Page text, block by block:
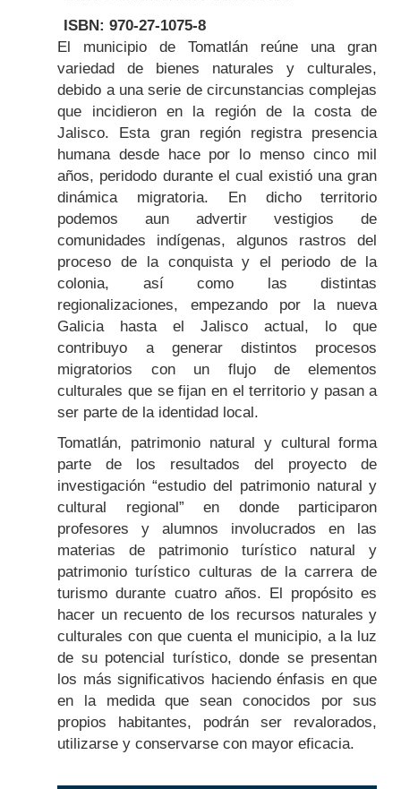
ISBN: 970-27-1075-8
Body
El municipio de Tomatlán reúne una gran
variedad de bienes naturales y culturales,
debido a una serie de circunstancias complejas
que incidieron en la región de la costa de
Jalisco. Esta gran región registra presencia
humana desde hace por lo menso cinco mil
años, peridodo durante el cual existió una gran
dinámica migratoria. En dicho territorio
podemos aun advertir vestigios de
comunidades indígenas, algunos rastros del
proceso de la conquista y el periodo de la
colonia, así como las distintas
regionalizaciones, empezando por la nueva
Galicia hasta el Jalisco actual, lo que
contribuyo a generar distintos procesos
migratorios con un flujo de elementos
culturales que se fijan en el territorio y pasan a
ser parte de la identidad local.
Tomatlán, patrimonio natural y cultural forma
parte de los resultados del proyecto de
investigación “estudio del patrimonio natural y
cultural regional” en donde participaron
profesores y alumnos involucrados en las
materias de patrimonio turístico natural y
patrimonio turístico culturas de la carrera de
turismo durante cuatro años. El propósito es
hacer un recuento de los recursos naturales y
culturales con que cuenta el municipio, a la luz
de su potencial turístico, donde se presentan
los más significativos haciendo énfasis en que
en la medida que sean conocidos por sus
propios habitantes, podrán ser revalorados,
utilizarse y conservarse con mayor eficacia.